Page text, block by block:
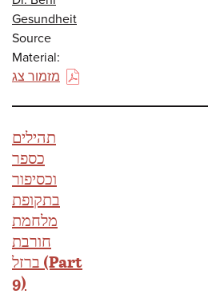
Gesundheit
Source
Material:
מזמור צג
(PDF)
תהילים
כספר
וכסיפור
בתקופת
מלחמת
חורבת
ברזל (Part
9)